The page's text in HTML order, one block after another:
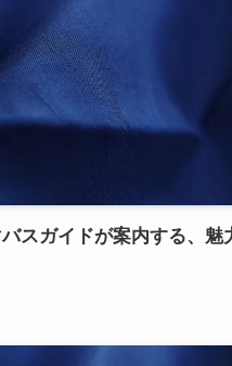
スガイドが案内する、魅